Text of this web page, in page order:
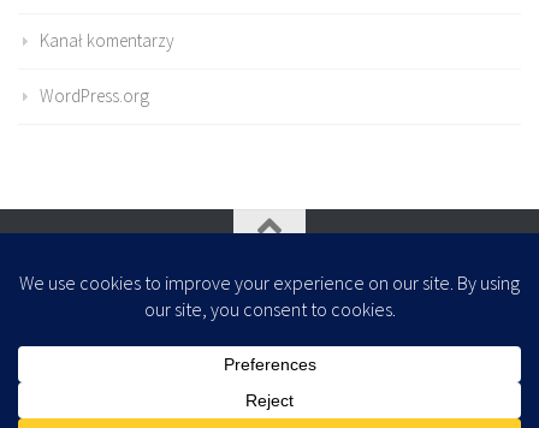
Kanał komentarzy
WordPress.org
- Zaprojektowany z